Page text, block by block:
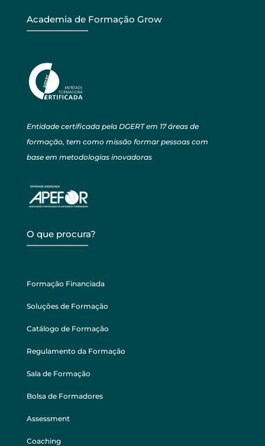
Academia de Formação Grow
Entidade certificada pela DGERT em 17 áreas de
formação, tem como missão formar pessoas com
base em metodologias inovadoras
O que procura?
Formação Financiada
Soluções de Formação
Catálogo de Formação
Regulamento da Formação
Sala de Formação
Bolsa de Formadores
Assessment
Coaching